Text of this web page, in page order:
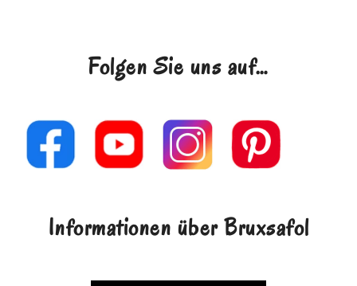
Folgen Sie uns auf…
Informationen über Bruxsafol